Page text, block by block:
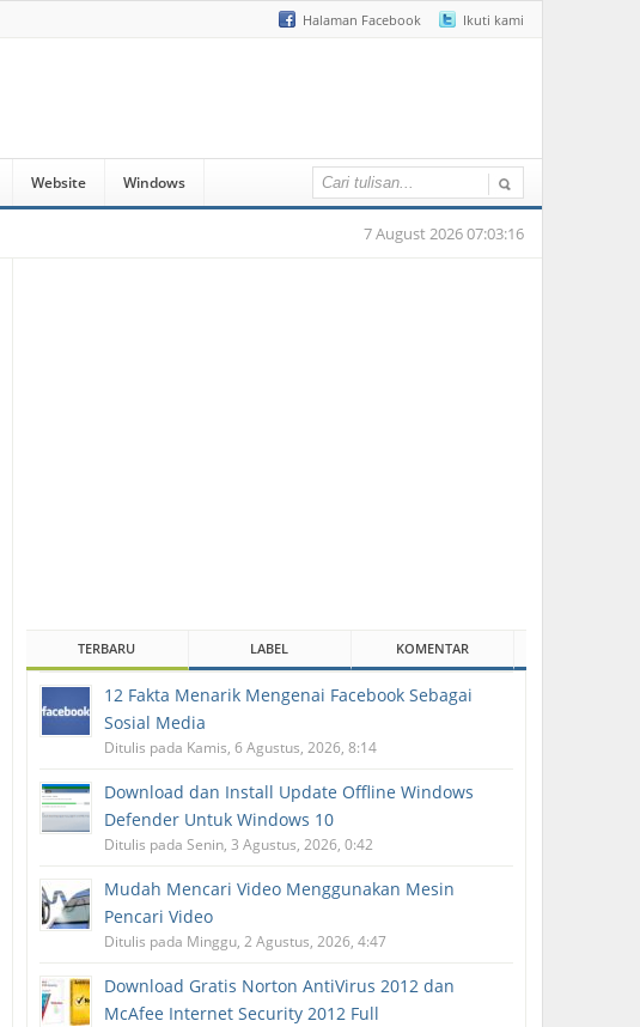
Halaman Facebook Ikuti kami
Website Windows
7 August 2026 07:03:16
TERBARU LABEL KOMENTAR
12 Fakta Menarik Mengenai Facebook Sebagai
Sosial Media
Ditulis pada Kamis, 6 Agustus, 2026, 8:14
Download dan Install Update Offline Windows
Defender Untuk Windows 10
Ditulis pada Senin, 3 Agustus, 2026, 0:42
Mudah Mencari Video Menggunakan Mesin
Pencari Video
Ditulis pada Minggu, 2 Agustus, 2026, 4:47
Download Gratis Norton AntiVirus 2012 dan
McAfee Internet Security 2012 Full